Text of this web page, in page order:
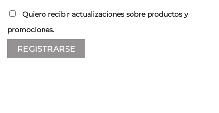
Quiero recibir actualizaciones sobre productos y
promociones.
REGISTRARSE